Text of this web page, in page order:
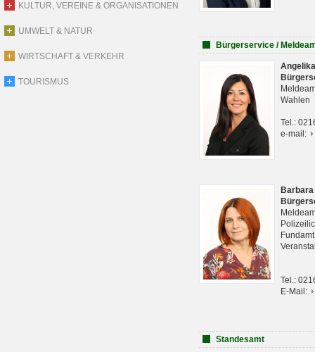
KULTUR, VEREINE & ORGANISATIONEN
UMWELT & NATUR
WIRTSCHAFT & VERKEHR
TOURISMUS
Bürgerservice /
Wahlen
Tel.:
e-mail:
Tel.:
E-Mail:
Standesamt